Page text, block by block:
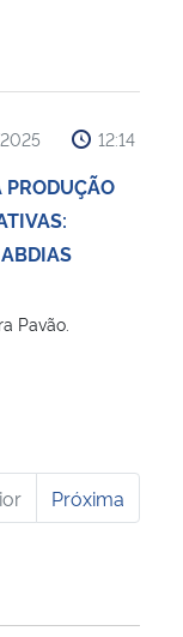
12:14
PRODUÇÃO
Pavão.
Próxima